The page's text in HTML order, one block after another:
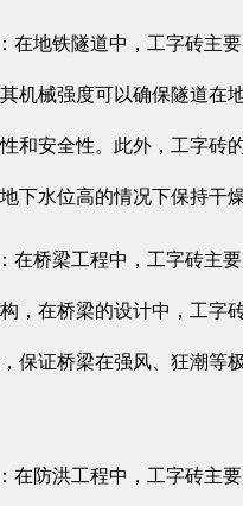
在地铁隧道中，工字砖主
机械强度可以确保隧道在
和安全性。此外，工字砖
下水位高的情况下保持干燥
在桥梁工程中，工字砖主要
，在桥梁的设计中，工字
保证桥梁在强风、狂潮等
在防洪工程中，工字砖主